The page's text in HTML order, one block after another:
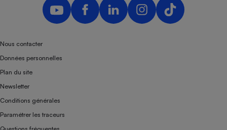
Nous contacter
Données personnelles
Plan du site
Newsletter
Conditions générales
Paramétrer les traceurs